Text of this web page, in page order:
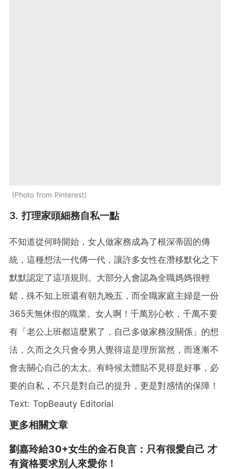
Photo from Pinterest
3. 打理家頭細務自私一點
不知道從何時開始，女人做家務成為了根深蒂固的傳
統，這種想法一代傳一代，讓許多女性在潛移默化之下
默默認定了這項規則。大部分人會認為全職媽媽很輕
鬆，殊不知上班還有朝九晚五，而全職家庭主婦是一份
365天無休假的職業。女人啊！千萬別心軟，千萬不要
有「老公上班都這麼累了，自己多做家務沒關係」的想
法，久而之久只會令男人覺得這是理所當然，而逐漸不
會去關心自己的太太。有時候太體貼不見得是好事，必
要的自私，不只是對自己的提升，更是對感情的保障！
Text: TopBeauty Editorial
更多相關文章
劉嘉玲給30+女生的金石良言：只有很愛自己 才
有資格要求別人來愛你！